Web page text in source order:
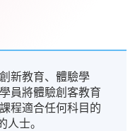
新教育、體驗學
員將體驗創客教育
程適合任何科目的
人士。